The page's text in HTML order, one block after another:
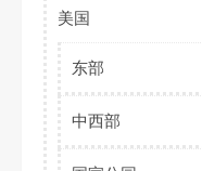
美国
东部
中西部